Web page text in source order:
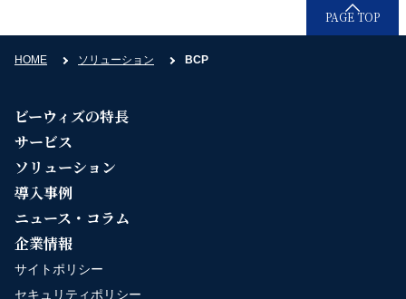
HOME ソリューション BCP
PAGE TOP
ビーウィズの特長
サービス
ソリューション
導入事例
ニュース・コラム
企業情報
サイトポリシー
セキュリティポリシー